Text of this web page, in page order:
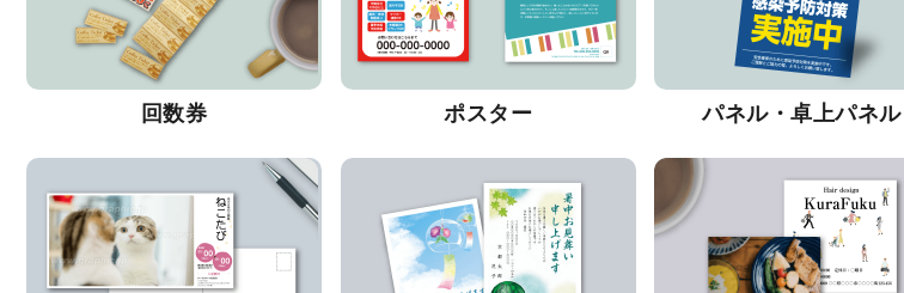
回数券 ポスター パネル・卓上パネル